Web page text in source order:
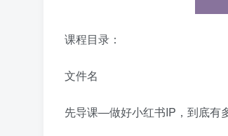
课程目录：
文件名
先导课—做好小红书IP，到底有